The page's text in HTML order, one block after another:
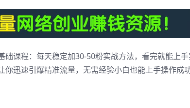
础课程：每天稳定加30-50粉实战方法，看完就能上
迅速引爆精准流量，无需经验小白也能上手操作成功